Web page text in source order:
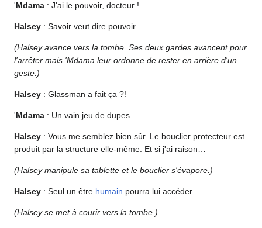
'Mdama : J'ai le pouvoir, docteur !
Halsey : Savoir veut dire pouvoir.
(Halsey avance vers la tombe. Ses deux gardes avancent pour
l'arrêter mais 'Mdama leur ordonne de rester en arrière d'un
geste.)
Halsey : Glassman a fait ça ?!
'Mdama : Un vain jeu de dupes.
Halsey : Vous me semblez bien sûr. Le bouclier protecteur est
produit par la structure elle-même. Et si j'ai raison…
(Halsey manipule sa tablette et le bouclier s'évapore.)
Halsey : Seul un être humain pourra lui accéder.
(Halsey se met à courir vers la tombe.)